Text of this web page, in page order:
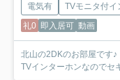
電気有
TVモニタ付イ
礼0 即入居可 動画
北山の2DKのお部屋です♪ インターネットが無料でお使い頂けます(^^)/
TVインターホンなのでセ